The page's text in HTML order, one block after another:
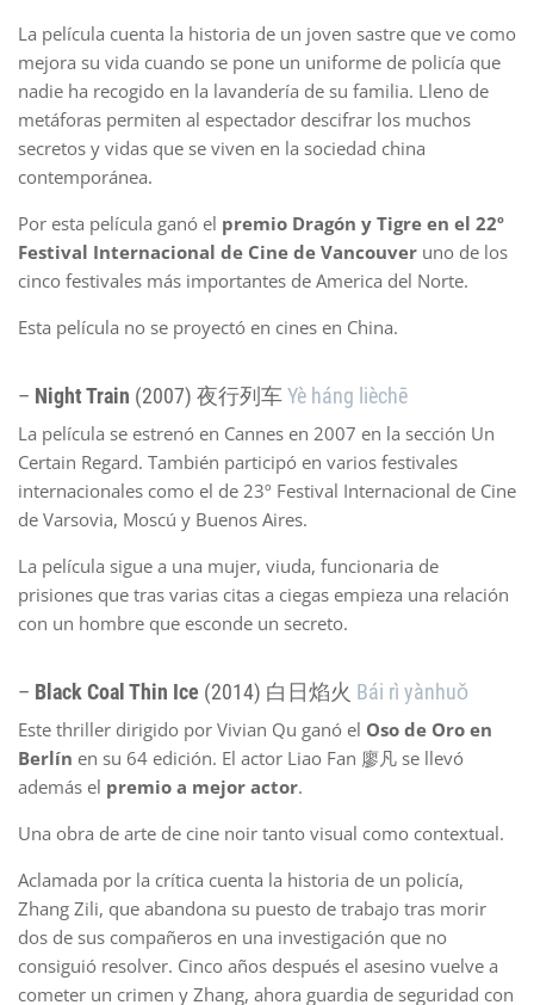
La película cuenta la historia de un joven sastre que ve como
mejora su vida cuando se pone un uniforme de policía que
nadie ha recogido en la lavandería de su familia. Lleno de
metáforas permiten al espectador descifrar los muchos
secretos y vidas que se viven en la sociedad china
contemporánea.
Por esta película ganó el premio Dragón y Tigre en el 22º
Festival Internacional de Cine de Vancouver uno de los
cinco festivales más importantes de America del Norte.
Esta película no se proyectó en cines en China.
– Night Train (2007) 夜行列车Yè háng lièchē
La película se estrenó en Cannes en 2007 en la sección Un
Certain Regard. También participó en varios festivales
internacionales como el de 23º Festival Internacional de Cine
de Varsovia, Moscú y Buenos Aires.
La película sigue a una mujer, viuda, funcionaria de
prisiones que tras varias citas a ciegas empieza una relación
con un hombre que esconde un secreto.
– Black Coal Thin Ice (2014) 白日焰火 Bái rì yànhuǒ
Este thriller dirigido por Vivian Qu ganó el Oso de Oro en
Berlín en su 64 edición. El actor Liao Fan 廖凡 se llevó
además el premio a mejor actor.
Una obra de arte de cine noir tanto visual como contextual.
Aclamada por la crítica cuenta la historia de un policía,
Zhang Zili, que abandona su puesto de trabajo tras morir
dos de sus compañeros en una investigación que no
consiguió resolver. Cinco años después el asesino vuelve a
cometer un crimen y Zhang, ahora guardia de seguridad con